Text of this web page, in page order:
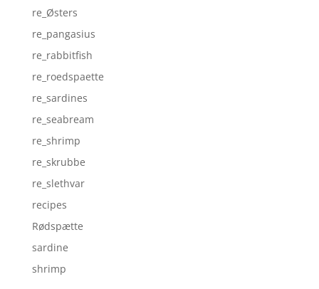
re_Østers
re_pangasius
re_rabbitfish
re_roedspaette
re_sardines
re_seabream
re_shrimp
re_skrubbe
re_slethvar
recipes
Rødspætte
sardine
shrimp